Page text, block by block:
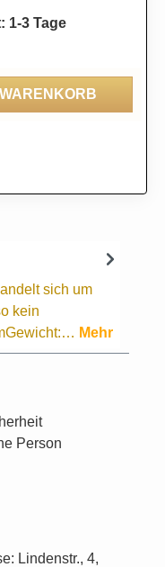
1-3 Tage
gewünschten
WARENKORB
sich um
kein
Mehr
Person
Lindenstr., 4,